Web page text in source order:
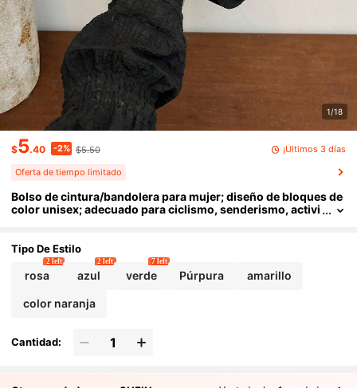
1/18
$5.40 -2% $5.50 ¡Últimos 3 días
Oferta de tiempo limitado
Bolso de cintura/bandolera para mujer; diseño de bloques de
color unisex; adecuado para ciclismo, senderismo, activi
Tipo De Estilo
rosa
2 left
azul
2 left
verde
7 left
Púrpura amarillo
color naranja
Cantidad: